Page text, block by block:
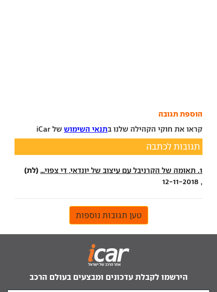
הוספת תגובה
קראו את חוקי הקהילה שלנו בתנאי השימוש של iCar
תגובות לכתבה
1. תאומה של הקרניבל עם עיצוב של יונדאי, די צפוי... (לת)
, 12-11-2018
טען תגובות נוספות
הירשמו לקבלת עדכונים ומבצעים בעולם הרכב